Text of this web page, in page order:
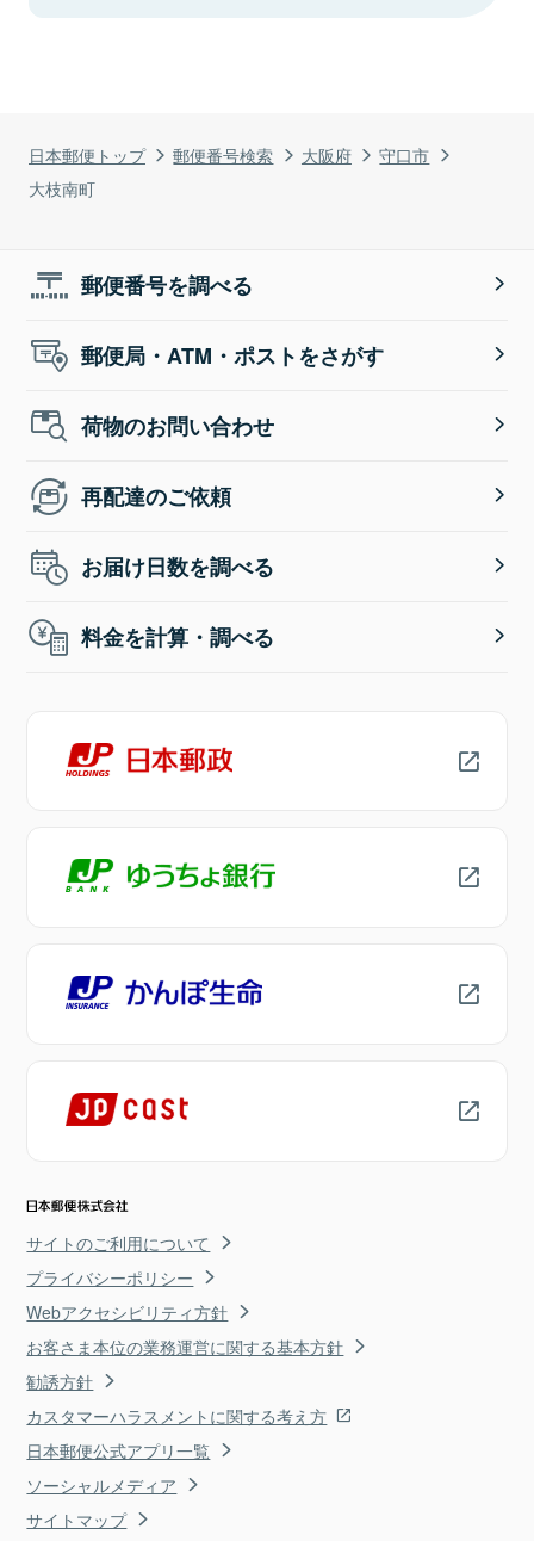
日本郵便トップ 郵便番号検索 大阪府
守口市
大枝南町
郵便番号を調べる
郵便局・ATM・ポストをさがす
荷物のお問い合わせ
再配達のご依頼
お届け日数を調べる
料金を計算・調べる
サイトのご利用について
プライバシーポリシー
Webアクセシビリティ方針
お客さま本位の業務運営に関する基本方針
勧誘方針
カスタマーハラスメントに関する考え方
日本郵便公式アプリ一覧
ソーシャルメディア
サイトマップ